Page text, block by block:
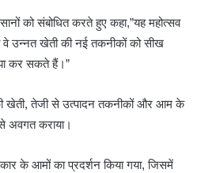
को संबोधित करते हुए कहा,”यह महोत्सव
उन्नत खेती की नई तकनीकों को सीख
कर सकते हैं।”
खेती, तेजी से उत्पादन तकनीकों और आम के
अवगत कराया।
के आमों का प्रदर्शन किया गया, जिसमें